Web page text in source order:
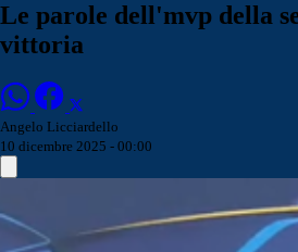
Le parole dell'mvp della
vittoria
Angelo Licciardello
10 dicembre 2025 - 00:00